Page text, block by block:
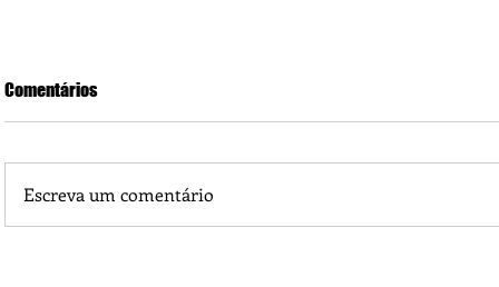
Comentários
Escreva um comentário